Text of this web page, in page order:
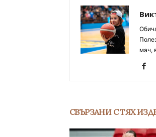
мач,
СВЪРЗАНИ С ТЯХ